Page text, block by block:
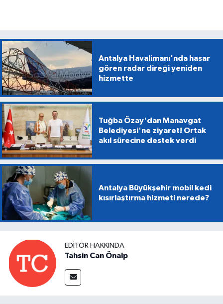
Antalya Havalimanı'nda hasar
gören radar direği yeniden
hizmette
Tuğba Özay'dan Manavgat
Belediyesi'ne ziyaret! Ortak
akıl sürecine destek verdi
Antalya Büyükşehir mobil kedi
kısırlaştırma hizmeti nerede?
EDITÖR HAKKINDA
Tahsin Can Önalp